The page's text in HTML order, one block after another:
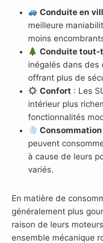
Conduite en
meilleure
moins
Conduite tout-
inégalés dans
offrant plus de
Confort : Les
intérieur plus
fonctionnalités
peuvent
à cause de leurs
variés.
En matière de
généralement plus
raison de leurs
ensemble mécanique